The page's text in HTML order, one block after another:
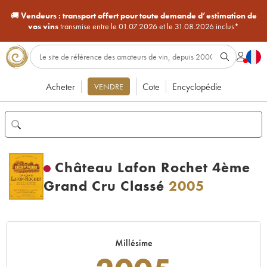
🚚Vendeurs : transport offert pour toute demande d’estimation de
vos vinstransmise entre le 01.07.2026 et le 31.08.2026 inclus*
Acheter VENDRE Cote Encyclopédie
Château Lafon Rochet 4ème
Grand Cru Classé 2005
Millésime